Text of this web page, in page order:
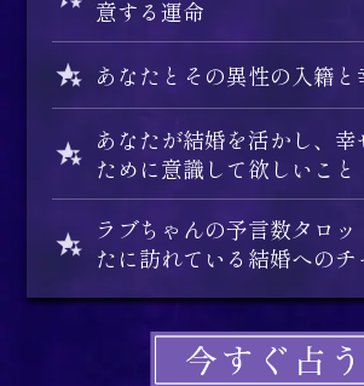
意する運命
あなたとその異性の入籍と
あなたが結婚を活かし、幸
ために意識して欲しいこと
ラブちゃんの予言数タロ
たに訪れている結婚へのチ